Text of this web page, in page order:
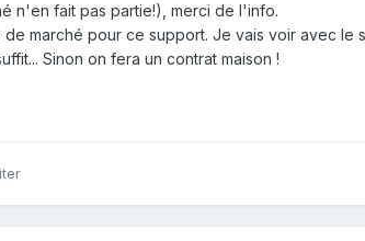
n'en fait pas partie!), merci de l'info.
de marché pour ce support. Je vais voir avec le
Sinon on fera un contrat maison !